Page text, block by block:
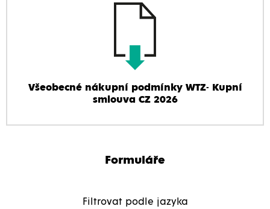
Všeobecné nákupní podmínky WTZ- Kupní
smlouva CZ 2026
Formuláře
Filtrovat podle jazyka